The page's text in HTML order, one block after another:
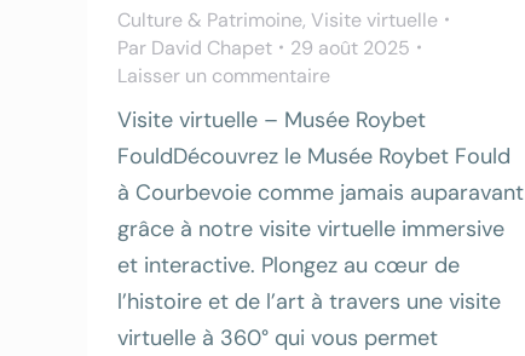
Culture & Patrimoine, Visite virtuelle
Par David Chapet
29 août 2025
Laisser un commentaire
Visite virtuelle – Musée Roybet
FouldDécouvrez le Musée Roybet Fould
à Courbevoie comme jamais auparavant
grâce à notre visite virtuelle immersive
et interactive. Plongez au cœur de
l’histoire et de l’art à travers une visite
virtuelle à 360° qui vous permet